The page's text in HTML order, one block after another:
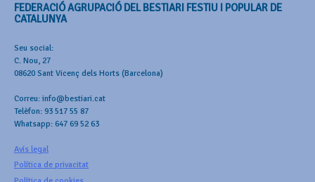
FEDERACIÓ AGRUPACIÓ DEL BESTIARI FESTIU I POPULAR DE
CATALUNYA
Seu social:
C. Nou, 27
08620 Sant Vicenç dels Horts (Barcelona)
Correu: info@bestiari.cat
Telèfon: 93 517 55 87
Whatsapp: 647 69 52 63
Avís legal
Política de privacitat